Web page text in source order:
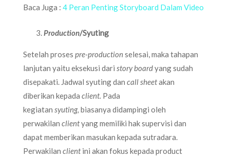
Baca Juga : 4 Peran Penting Storyboard Dalam Video
Production/Syuting
Setelah proses pre-production selesai, maka tahapan
lanjutan yaitu eksekusi dari story boardyang sudah
disepakati. Jadwal syuting dan call sheetakan
diberikan kepada client. Pada
kegiatan syuting, biasanya didampingi oleh
perwakilan clientyang memiliki hak supervisi dan
dapat memberikan masukan kepada sutradara.
Perwakilan client ini akan fokus kepada product